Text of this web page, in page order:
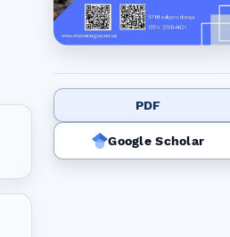
PDF
Google Scholar